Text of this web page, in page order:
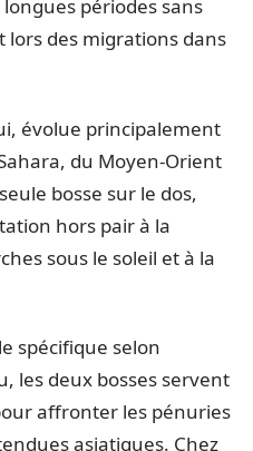
périodes sans
des migrations dans
évolue principalement
du Moyen-Orient
bosse sur le dos,
hors pair à la
sous le soleil et à la
spécifique selon
les deux bosses servent
affronter les pénuries
asiatiques. Chez